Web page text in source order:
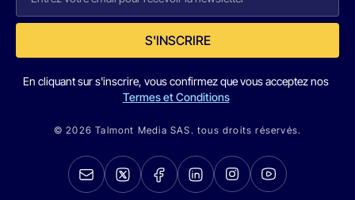
S'INSCRIRE
En cliquant sur s'inscrire, vous confirmez que vous acceptez nos
Termes et Conditions
© 2026 Talmont Media SAS. tous droits réservés.